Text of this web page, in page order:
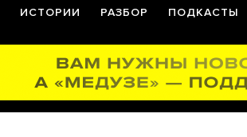
ИСТОРИИ РАЗБОР ПОДКАСТЫ